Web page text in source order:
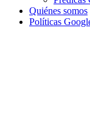
Quiénes somos
Políticas